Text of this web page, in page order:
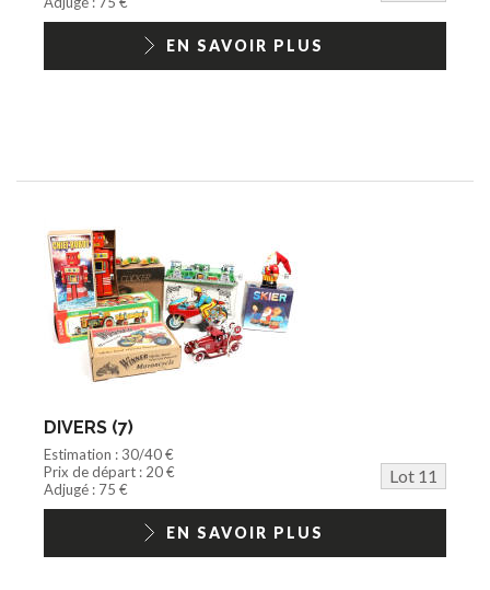
EN SAVOIR PLUS
DIVERS (7)
Estimation : 30/40 €
Prix de départ : 20 €
Lot 11
Adjugé : 75 €
EN SAVOIR PLUS